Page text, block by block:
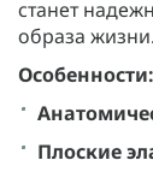
станет
образа жизни.
Особенности:
Плоские